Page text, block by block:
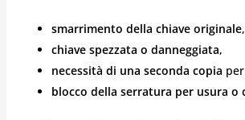
smarrimento della chiave originale,
chiave spezzata o danneggiata,
necessità di una seconda copia
blocco della serratura per usura o